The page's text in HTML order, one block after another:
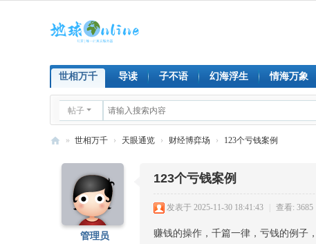
世相万千 导读 子不语 幻海浮生 情海万象
帖子
» 世相万千 › 天眼通览 › 财经博弈场 › 123个亏钱案例
管理员
123个亏钱案例
发表于 2025-11-30 18:41:43 查看: 3685
赚钱的操作，千篇一律，亏钱的例子